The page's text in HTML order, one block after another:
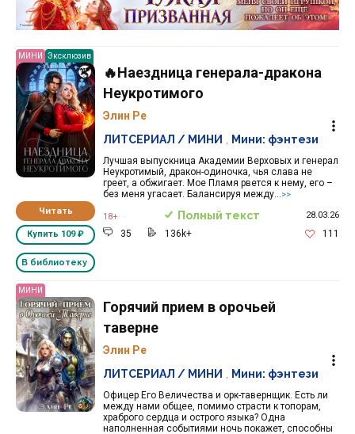
Реклама 16+ АО «ЛитГород»
МИНИ Эксклюзив
Читать
Купить 109 ₽
В библиотеку
🔥Наездница генерала-дракона
Неукротимого
Элин Ре
Лучшая выпускница Академии Верховых и генерал
Неукротимый, дракон-одиночка, чья слава не
греет, а обжигает. Мое Пламя рвется к нему, его –
без меня угасает. Балансируя между...
>>
ЛИТСЕРИАЛ / МИНИ Мини: фэнтези
18+ Полный текст 28.03.26
35 136k+ 111
МИНИ
Горячий прием в орочьей
таверне
Элин Ре
Офицер Его Величества и орк-тавернщик. Есть ли
между нами общее, помимо страсти к топорам,
храброго сердца и острого языка? Одна
наполненная событиями ночь покажет, способны
ЛИТСЕРИАЛ / МИНИ Мини: фэнтези